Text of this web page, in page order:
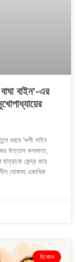
বাইন’-এর
ধরবে ‘গুপী গাইন
উত্তাল কলকাতা,
কেন্দ্র করে
ঘোষসহ একাধিক
বিনোদন